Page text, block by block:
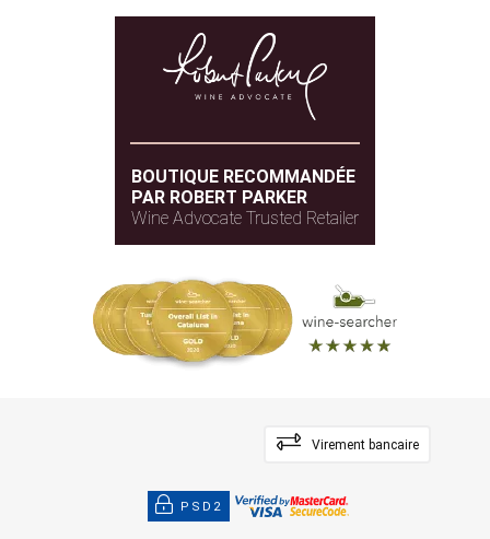
BOUTIQUE RECOMMANDÉE
PAR ROBERT PARKER
Wine Advocate Trusted Retailer
Virement bancaire
PSD2